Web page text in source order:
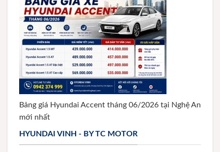
Bảng giá Hyundai Accent tháng 06/2026 tại Nghệ An
mới nhất
HYUNDAI VINH - BY TC MOTOR